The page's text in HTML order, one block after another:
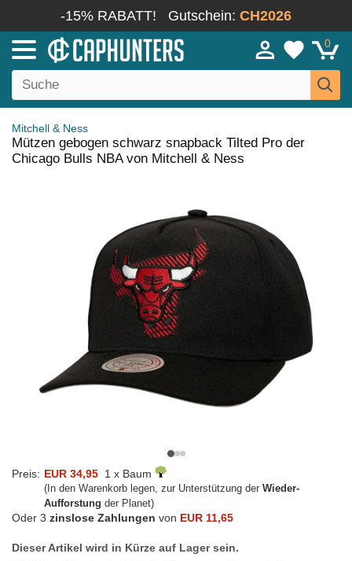
-15% RABATT! Gutschein: CH2026
0
Mitchell & Ness
Mützen gebogen schwarz snapback Tilted Pro der
Chicago Bulls NBA von Mitchell & Ness
Preis: EUR 34,95 1 x Baum
(In den Warenkorb legen, zur Unterstützung der Wieder-
Aufforstung der Planet)
Oder 3 zinslose Zahlungen von EUR 11,65
Dieser Artikel wird in Kürze auf Lager sein.